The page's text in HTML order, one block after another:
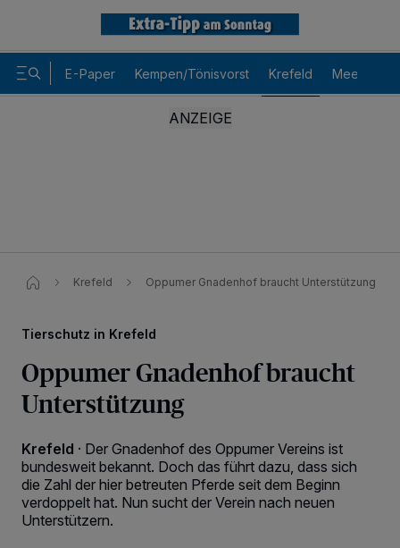
E-Paper Kempen/Tönisvorst Krefeld Meerbusch
Krefeld Oppumer Gnadenhof braucht Unterstützung
Tierschutz in Krefeld
Oppumer Gnadenhof braucht
Unterstützung
Krefeld · Der Gnadenhof des Oppumer Vereins ist
bundesweit bekannt. Doch das führt dazu, dass sich
die Zahl der hier betreuten Pferde seit dem Beginn
verdoppelt hat. Nun sucht der Verein nach neuen
Unterstützern.
Wir und unsere218-Partner speichern und greifen auf
personenbezogene Daten wie Browserdaten oder eindeutige
Kennungen auf Ihrem Gerät zu. Durch Auswahl von OK aktivieren Sie
Tracking-Technologien für die unter „Wir und unsere Partner
verarbeiten Daten, um Ihnen Dienste bereitzustellen“ aufgeführten
Zwecke. Wenn Tracker deaktiviert sind, sind manche Inhalte und